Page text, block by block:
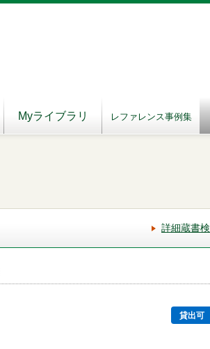
Myライブラリ レファレンス事例集
詳細蔵書
貸出可